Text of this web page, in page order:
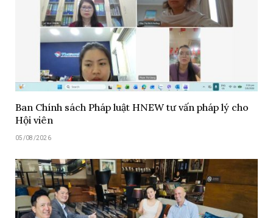
Ban Chính sách Pháp luật HNEW tư vấn pháp lý cho
Hội viên
05/08/2026